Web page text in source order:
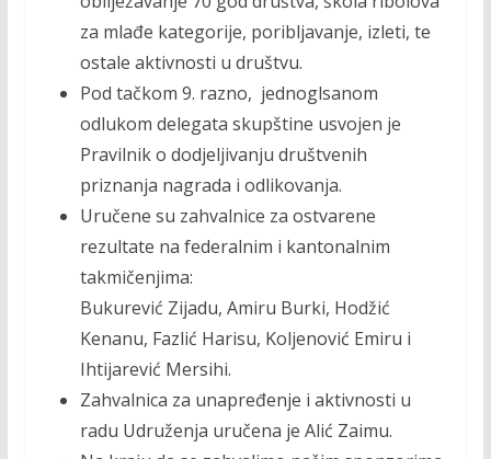
za mlađe kategorije, poribljavanje, izleti, te
ostale aktivnosti u društvu.
Pod tačkom 9. razno, jednoglsanom
odlukom delegata skupštine usvojen je
Pravilnik o dodjeljivanju društvenih
priznanja nagrada i odlikovanja.
Uručene su zahvalnice za ostvarene
rezultate na federalnim i kantonalnim
takmičenjima:
Bukurević Zijadu, Amiru Burki, Hodžić
Kenanu, Fazlić Harisu, Koljenović Emiru i
Ihtijarević Mersihi.
Zahvalnica za unapređenje i aktivnosti u
radu Udruženja uručena je Alić Zaimu.